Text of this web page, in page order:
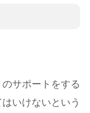
サポートをする
いけないという